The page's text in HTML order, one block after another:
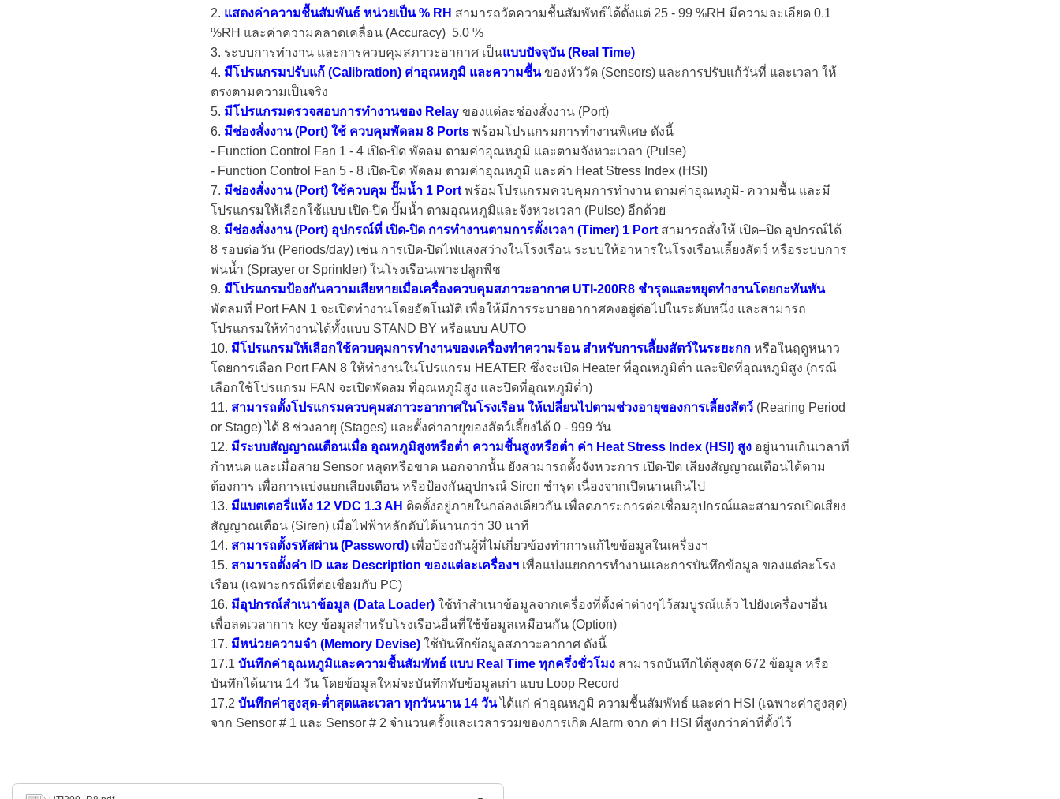
2. แสดงค่าความชื้นสัมพันธ์ หน่วยเป็น % RH สามารถวัดความชื้นสัมพัทธ์ได้ตั้งแต่ 25 - 99 %RH มีความละเอียด 0.1
%RH และค่าความคลาดเคลื่อน (Accuracy) 5.0 %
3. ระบบการทำงาน และการควบคุมสภาวะอากาศ เป็นแบบปัจจุบัน (Real Time)
4. มีโปรแกรมปรับแก้ (Calibration) ค่าอุณหภูมิ และความชื้นของหัววัด (Sensors) และการปรับแก้วันที่ และเวลา ให้
ตรงตามความเป็นจริง
5. มีโปรแกรมตรวจสอบการทำงานของ Relayของแต่ละช่องสั่งงาน (Port)
6. มีช่องสั่งงาน (Port) ใช้ ควบคุมพัดลม 8 Portsพร้อมโปรแกรมการทำงานพิเศษ ดังนี้
- Function Control Fan 1 - 4 เปิด-ปิด พัดลม ตามค่าอุณหภูมิ และตามจังหวะเวลา (Pulse)
- Function Control Fan 5 - 8 เปิด-ปิด พัดลม ตามค่าอุณหภูมิ และค่า Heat Stress Index (HSI)
7. มีช่องสั่งงาน (Port) ใช้ควบคุม ปั๊มน้ำ 1 Portพร้อมโปรแกรมควบคุมการทำงาน ตามค่าอุณหภูมิ- ความชื้น และมี
โปรแกรมให้เลือกใช้แบบ เปิด-ปิด ปั๊มน้ำ ตามอุณหภูมิและจังหวะเวลา (Pulse) อีกด้วย
8. มีช่องสั่งงาน (Port) อุปกรณ์ที่ เปิด-ปิด การทำงานตามการตั้งเวลา (Timer) 1 Portสามารถสั่งให้ เปิด–ปิด อุปกรณ์ได้
8 รอบต่อวัน (Periods/day) เช่น การเปิด-ปิดไฟแสงสว่างในโรงเรือน ระบบให้อาหารในโรงเรือนเลี้ยงสัตว์ หรือระบบการ
พ่นน้ำ (Sprayer or Sprinkler) ในโรงเรือนเพาะปลูกพืช
9. มีโปรแกรมป้องกันความเสียหายเมื่อเครื่องควบคุมสภาวะอากาศ UTI-200R8 ชำรุดและหยุดทำงานโดยกะทันหัน
พัดลมที่ Port FAN 1 จะเปิดทำงานโดยอัตโนมัติ เพื่อให้มีการระบายอากาศคงอยู่ต่อไปในระดับหนึ่ง และสามารถ
โปรแกรมให้ทำงานได้ทั้งแบบ STAND BY หรือแบบ AUTO
10. มีโปรแกรมให้เลือกใช้ควบคุมการทำงานของเครื่องทำความร้อนสำหรับการเลี้ยงสัตว์ในระยะกกหรือในฤดูหนาว
โดยการเลือก Port FAN 8 ให้ทำงานในโปรแกรม HEATER ซึ่งจะเปิด Heater ที่อุณหภูมิต่ำ และปิดที่อุณหภูมิสูง (กรณี
เลือกใช้โปรแกรม FAN จะเปิดพัดลม ที่อุณหภูมิสูง และปิดที่อุณหภูมิต่ำ)
11. สามารถตั้งโปรแกรมควบคุมสภาวะอากาศในโรงเรือน ให้เปลี่ยนไปตามช่วงอายุของการเลี้ยงสัตว์ (Rearing Period
or Stage) ได้ 8 ช่วงอายุ (Stages) และตั้งค่าอายุของสัตว์เลี้ยงได้ 0 - 999 วัน
12. มีระบบสัญญาณเตือนเมื่อ อุณหภูมิสูงหรือต่ำ ความชื้นสูงหรือต่ำ ค่า Heat Stress Index (HSI) สูงอยู่นานเกินเวลาที่
กำหนด และเมื่อสาย Sensor หลุดหรือขาด นอกจากนั้น ยังสามารถตั้งจังหวะการ เปิด-ปิด เสียงสัญญาณเตือนได้ตาม
ต้องการ เพื่อการแบ่งแยกเสียงเตือน หรือป้องกันอุปกรณ์ Siren ชำรุด เนื่องจากเปิดนานเกินไป
13. มีแบตเตอรี่แห้ง 12 VDC 1.3 AH ติดตั้งอยู่ภายในกล่องเดียวกัน เพื่ลดภาระการต่อเชื่อมอุปกรณ์และสามารถเปิดเสียง
สัญญาณเตือน (Siren) เมื่อไฟฟ้าหลักดับได้นานกว่า 30 นาที
14. สามารถตั้งรหัสผ่าน (Password) เพื่อป้องกันผู้ที่ไม่เกี่ยวข้องทำการแก้ไขข้อมูลในเครื่องฯ
15. สามารถตั้งค่า ID และ Description ของแต่ละเครื่องฯเพื่อแบ่งแยกการทำงานและการบันทึกข้อมูล ของแต่ละโรง
เรือน (เฉพาะกรณีที่ต่อเชื่อมกับ PC)
16. มีอุปกรณ์สำเนาข้อมูล (Data Loader)ใช้ทำสำเนาข้อมูลจากเครื่องที่ตั้งค่าต่างๆไว้สมบูรณ์แล้ว ไปยังเครื่องฯอื่น
เพื่อลดเวลาการ key ข้อมูลสำหรับโรงเรือนอื่นที่ใช้ข้อมูลเหมือนกัน (Option)
17. มีหน่วยความจำ (Memory Devise)ใช้บันทึกข้อมูลสภาวะอากาศ ดังนี้
17.1 บันทึกค่าอุณหภูมิและความชื้นสัมพัทธ์ แบบ Real Time ทุกครึ่งชั่วโมงสามารถบันทึกได้สูงสุด 672 ข้อมูล หรือ
บันทึกได้นาน 14 วัน โดยข้อมูลใหม่จะบันทึกทับข้อมูลเก่า แบบ Loop Record
17.2 บันทึกค่าสูงสุด-ต่ำสุดและเวลา ทุกวันนาน 14 วันได้แก่ ค่าอุณหภูมิ ความชื้นสัมพัทธ์ และค่า HSI (เฉพาะค่าสูงสุด)
จาก Sensor # 1 และ Sensor # 2 จำนวนครั้งและเวลารวมของการเกิด Alarm จาก ค่า HSI ที่สูงกว่าค่าที่ตั้งไว้